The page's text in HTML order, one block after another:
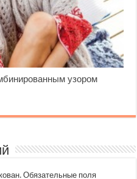
узором
Обязательные поля